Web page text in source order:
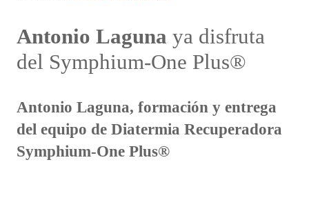
Antonio Laguna ya disfruta
del Symphium-One Plus®
Antonio Laguna, formación y entrega
del equipo de Diatermia Recuperadora
Symphium-One Plus®